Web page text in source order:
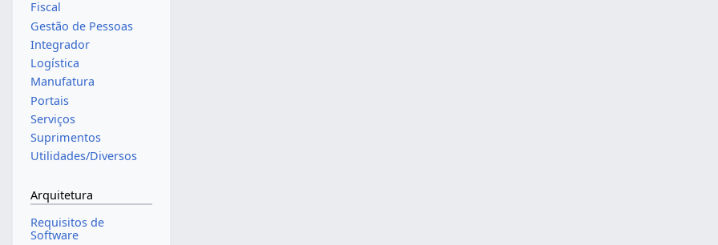
Fiscal
Gestão de Pessoas
Integrador
Logística
Manufatura
Portais
Serviços
Suprimentos
Utilidades/Diversos
Arquitetura
Requisitos de
Software